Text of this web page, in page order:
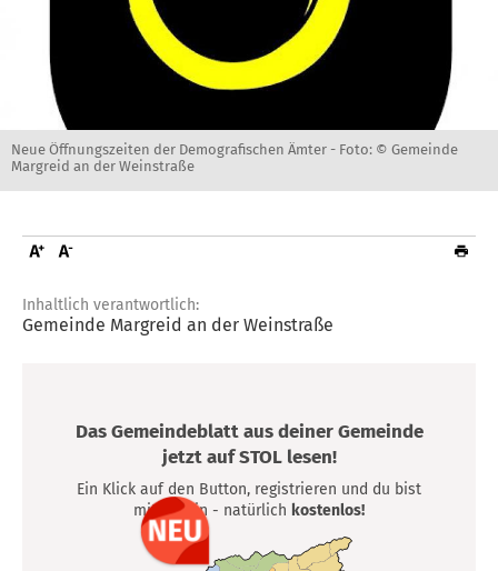
Neue Öffnungszeiten der Demografischen Ämter - Foto: © Gemeinde
Margreid an der Weinstraße
Inhaltlich verantwortlich:
Gemeinde Margreid an der Weinstraße
Das Gemeindeblatt aus deiner Gemeinde
jetzt auf STOL lesen!
Ein Klick auf den Button, registrieren und du bist
mittendrin - natürlich kostenlos!